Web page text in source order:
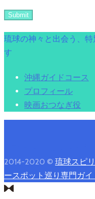
琉球の神々と出会う、
す
沖縄ガイドコース
プロフィール
映画おつなぎ役
2014-2020 © 琉球スピ
ースポット巡り専門ガイ